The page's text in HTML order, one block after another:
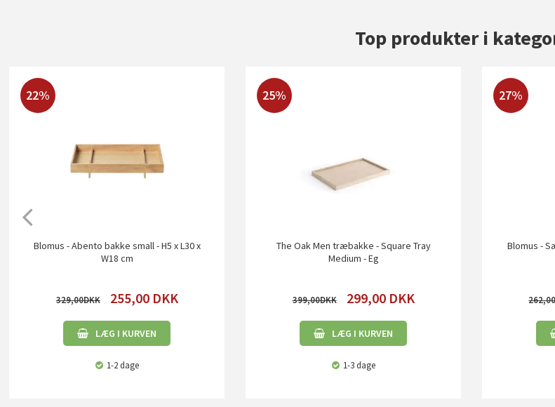
Top produkter i
22%
Blomus - Abento bakke small - H5 x L30 x
W18 cm
329,00 255,00 DKK
LÆG I KURVEN
1-2 dage
25%
The Oak Men træbakke - Square Tray
Medium - Eg
399,00 299,00 DKK
LÆG I KURVEN
1-3 dage
27%
Blomus -